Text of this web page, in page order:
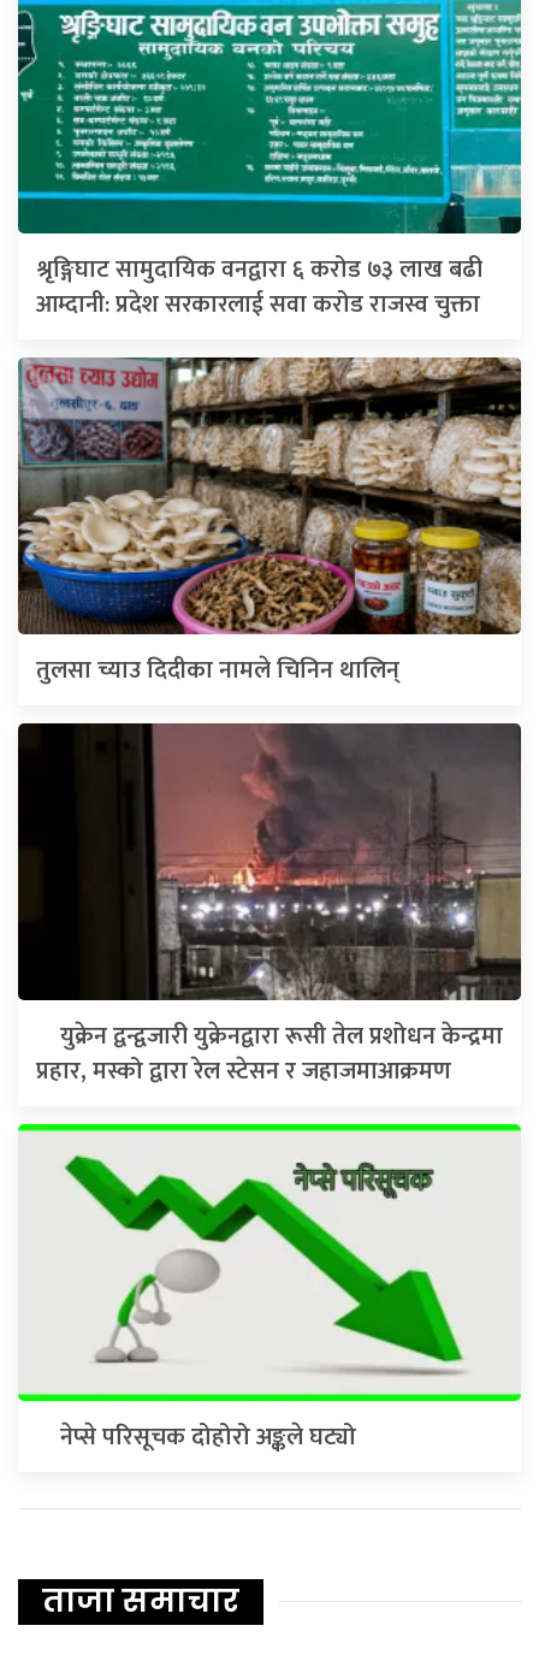
श्रृङ्गिघाट सामुदायिक वनद्वारा ६ करोड ७३ लाख बढी
आम्दानी: प्रदेश सरकारलाई सवा करोड राजस्व चुक्ता
तुलसा च्याउ दिदीका नामले चिनिन थालिन्
युक्रेन द्वन्द्वजारी युक्रेनद्वारा रूसी तेल प्रशोधन केन्द्रमा
प्रहार, मस्को द्वारा रेल स्टेसन र जहाजमाआक्रमण
नेप्से परिसूचक दोहोरो अङ्कले घट्यो
ताजा समाचार